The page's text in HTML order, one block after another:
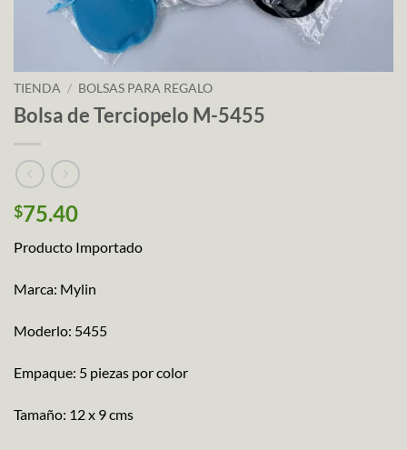
TIENDA / BOLSAS PARA REGALO
Bolsa de Terciopelo M-5455
$75.40
Producto Importado
Marca: Mylin
Moderlo: 5455
Empaque: 5 piezas por color
Tamaño: 12 x 9 cms